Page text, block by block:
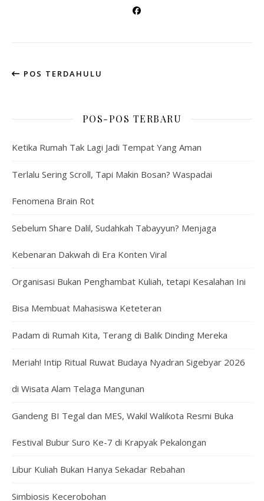
POS TERDAHULU
POS-POS TERBARU
Ketika Rumah Tak Lagi Jadi Tempat Yang Aman
Terlalu Sering Scroll, Tapi Makin Bosan? Waspadai
Fenomena Brain Rot
Sebelum Share Dalil, Sudahkah Tabayyun? Menjaga
Kebenaran Dakwah di Era Konten Viral
Organisasi Bukan Penghambat Kuliah, tetapi Kesalahan Ini
Bisa Membuat Mahasiswa Keteteran
Padam di Rumah Kita, Terang di Balik Dinding Mereka
Meriah! Intip Ritual Ruwat Budaya Nyadran Sigebyar 2026
di Wisata Alam Telaga Mangunan
Gandeng BI Tegal dan MES, Wakil Walikota Resmi Buka
Festival Bubur Suro Ke-7 di Krapyak Pekalongan
Libur Kuliah Bukan Hanya Sekadar Rebahan
Simbiosis Kecerobohan